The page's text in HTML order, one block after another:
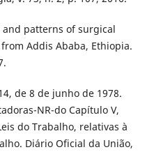
and patterns of surgical
Addis Ababa, Ethiopia.
de 8 de junho de 1978.
NR-do Capítulo V,
do Trabalho, relativas à
Diário Oficial da União,